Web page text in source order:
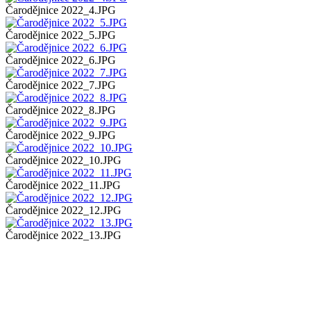
Čarodějnice 2022_4.JPG
Čarodějnice 2022_5.JPG
Čarodějnice 2022_6.JPG
Čarodějnice 2022_7.JPG
Čarodějnice 2022_8.JPG
Čarodějnice 2022_9.JPG
Čarodějnice 2022_10.JPG
Čarodějnice 2022_11.JPG
Čarodějnice 2022_12.JPG
Čarodějnice 2022_13.JPG